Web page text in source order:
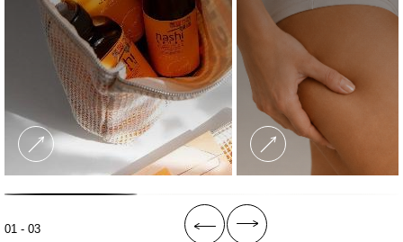
01 - 03